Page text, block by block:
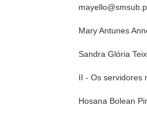
Mary Antunes
Sandra Glória
II - Os servidores
Hosana Bolean